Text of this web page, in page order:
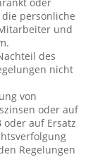
persönliche
und
des
nicht
von
oder auf
oder auf Ersatz
Regelungen